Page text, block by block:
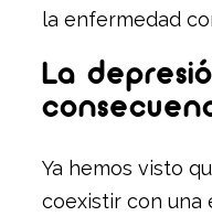
la enfermedad
La
Ya hemos visto
coexistir con una